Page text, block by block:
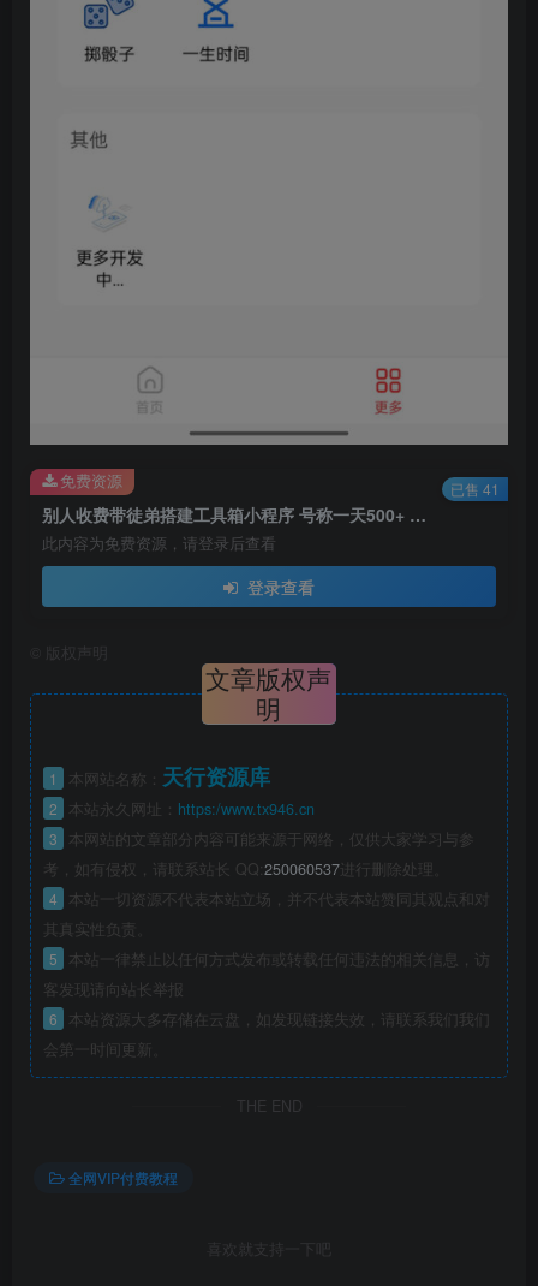
别人收费带徒弟搭建工具箱小程序 号称一天500+ 附带详细视频教程
此内容为免费资源，请登录后查看
登录查看
免费资源 已售 41
版权声明
文章版权声
明
1 本网站名称： 天行资源库
2 本站永久网址： https:/www.tx946.cn
3
本网站的文章部分内容可能来源于网络，仅供大家学习与参
考，如有侵权，请联系站长 QQ:250060537进行删除处理。
4
本站一切资源不代表本站立场，并不代表本站赞同其观点和对
其真实性负责。
5
本站一律禁止以任何方式发布或转载任何违法的相关信息，访
客发现请向站长举报
6
本站资源大多存储在云盘，如发现链接失效，请联系我们我们
会第一时间更新。
THE END
全网VIP付费教程
喜欢就支持一下吧